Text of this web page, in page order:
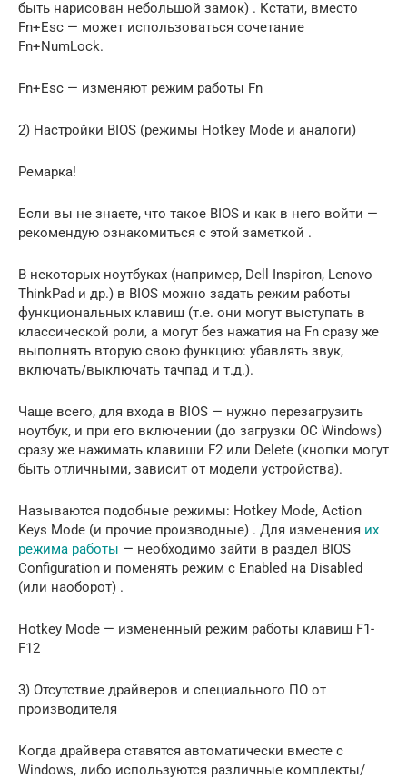
быть нарисован небольшой замок) . Кстати, вместо
Fn+Esc — может использоваться сочетание
Fn+NumLock.
Fn+Esc — изменяют режим работы Fn
2) Настройки BIOS (режимы Hotkey Mode и аналоги)
Ремарка!
Если вы не знаете, что такое BIOS и как в него войти —
рекомендую ознакомиться с этой заметкой .
В некоторых ноутбуках (например, Dell Inspiron, Lenovo
ThinkPad и др.) в BIOS можно задать режим работы
функциональных клавиш (т.е. они могут выступать в
классической роли, а могут без нажатия на Fn сразу же
выполнять вторую свою функцию: убавлять звук,
включать/выключать тачпад и т.д.).
Чаще всего, для входа в BIOS — нужно перезагрузить
ноутбук, и при его включении (до загрузки ОС Windows)
сразу же нажимать клавиши F2 или Delete (кнопки могут
быть отличными, зависит от модели устройства).
Называются подобные режимы: Hotkey Mode, Action
Keys Mode (и прочие производные) . Для изменения их
режима работы — необходимо зайти в раздел BIOS
Configuration и поменять режим с Enabled на Disabled
(или наоборот) .
Hotkey Mode — измененный режим работы клавиш F1-
F12
3) Отсутствие драйверов и специального ПО от
производителя
Когда драйвера ставятся автоматически вместе с
Windows, либо используются различные комплекты/